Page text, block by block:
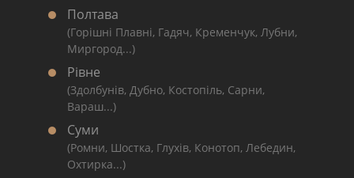
Полтава
(Горішні Плавні, Гадяч, Кременчук, Лубни,
Миргород...)
Рівне
(Здолбунів, Дубно, Костопіль, Сарни,
Вараш...)
Суми
(Ромни, Шостка, Глухів, Конотоп, Лебедин,
Охтирка...)